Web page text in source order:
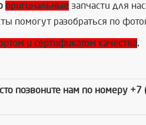
оригинальные запчасти для
помогут разобраться по
и сертификатом качества.
позвоните нам по номеру